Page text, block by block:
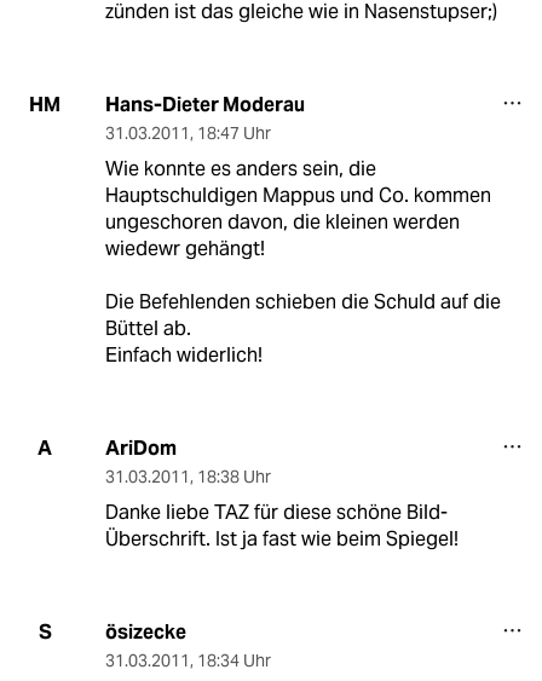
zünden ist das gleiche wie in Nasenstupser;)
HM Hans-Dieter Moderau
31.03.2011, 18:47 Uhr
Wie konnte es anders sein, die
Hauptschuldigen Mappus und Co. kommen
ungeschoren davon, die kleinen werden
wiedewr gehängt!
Die Befehlenden schieben die Schuld auf die
Büttel ab.
Einfach widerlich!
A AriDom
31.03.2011, 18:38 Uhr
Danke liebe TAZ für diese schöne Bild-
Überschrift. Ist ja fast wie beim Spiegel!
S ösizecke
31.03.2011, 18:34 Uhr